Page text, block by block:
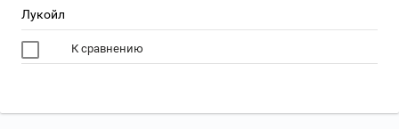
Лукойл
К сравнению